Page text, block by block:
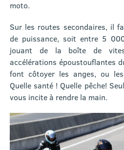
moto.
Sur les routes secondaires, il
de puissance, soit entre 5
jouant de la boîte de
accélérations époustouflantes
font côtoyer les anges, ou
Quelle santé ! Quelle pêche!
vous incite à rendre la main.